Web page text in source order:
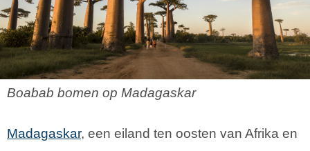
Boabab bomen op Madagaskar
Madagaskar, een eiland ten oosten van Afrika en